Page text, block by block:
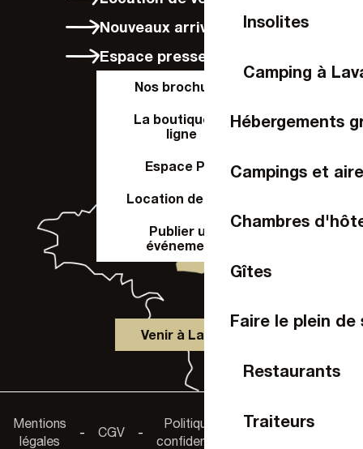
Insolites
Camping à
Hébergements
Campings et
Chambres
Gîtes
Faire le plein de
Restaurants
Traiteurs
Nouveaux arrivants
Espace presse
Nos brochures
La boutique en
ligne
Espace Pro
Location de salle
Publier un
événement
Venir à Laval
Mentions
légales
- CGV -
Politique de
confidentialité
-
Accessibilité :
non